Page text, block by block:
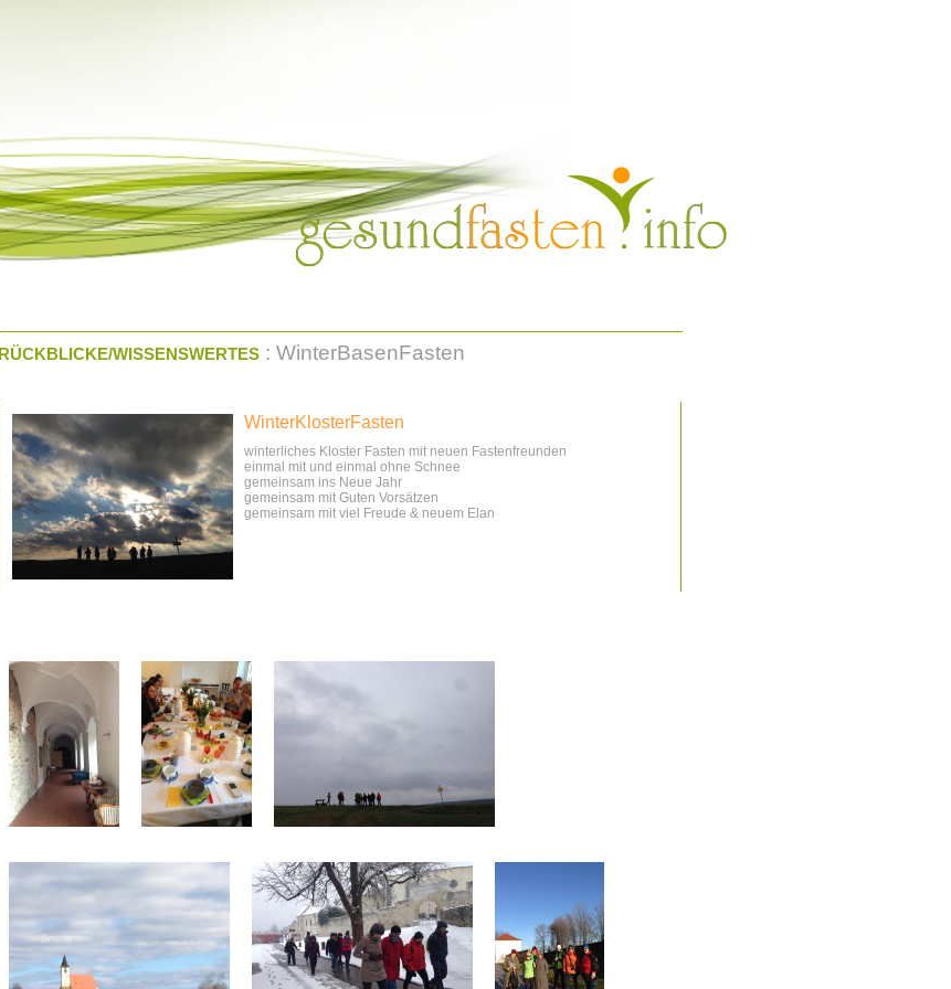
RÜCKBLICKE/WISSENSWERTES : WinterBasenFasten
WinterKlosterFasten
winterliches Kloster Fasten mit neuen Fastenfreunden
einmal mit und einmal ohne Schnee
gemeinsam ins Neue Jahr
gemeinsam mit Guten Vorsätzen
gemeinsam mit viel Freude & neuem Elan